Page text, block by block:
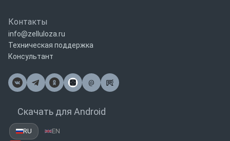
Контакты
info@zelluloza.ru
Техническая поддержка
Консультант
@
Почта
Скачать для Android
RU EN